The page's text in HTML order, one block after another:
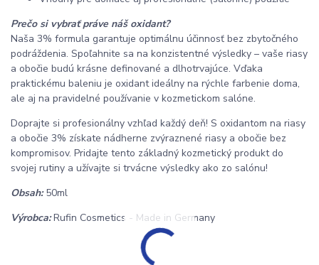
Prečo si vybrať práve náš oxidant?
Naša 3% formula garantuje optimálnu účinnosť bez zbytočného
podráždenia. Spoľahnite sa na konzistentné výsledky – vaše riasy
a obočie budú krásne definované a dlhotrvajúce. Vďaka
praktickému baleniu je oxidant ideálny na rýchle farbenie doma,
ale aj na pravidelné používanie v kozmetickom salóne.
Doprajte si profesionálny vzhľad každý deň! S oxidantom na riasy
a obočie 3% získate nádherne zvýraznené riasy a obočie bez
kompromisov. Pridajte tento základný kozmetický produkt do
svojej rutiny a užívajte si trvácne výsledky ako zo salónu!
Obsah:50ml
Výrobca:Rufin Cosmetics - Made in Germany